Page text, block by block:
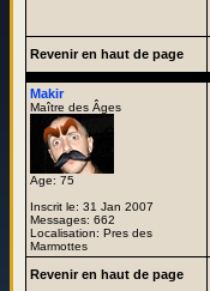
Revenir en haut de page
Makir
Maître des Âges
Age: 75
Inscrit le: 31 Jan 2007
Messages: 662
Localisation: Pres des
Marmottes
Revenir en haut de page